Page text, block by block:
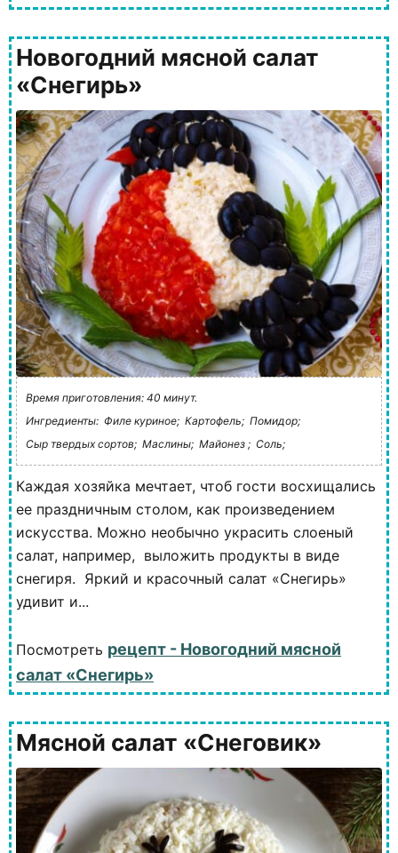
Новогодний мясной салат
«Снегирь»
Время приготовления: 40 минут.
Ингредиенты: Филе куриное; Картофель; Помидор;
Сыр твердых сортов; Маслины; Майонез ; Соль;
Каждая хозяйка мечтает, чтоб гости восхищались
ее праздничным столом, как произведением
искусства. Можно необычно украсить слоеный
салат, например, выложить продукты в виде
снегиря. Яркий и красочный салат «Снегирь»
удивит и...
Посмотреть рецепт - Новогодний мясной
салат «Снегирь»
Мясной салат «Снеговик»